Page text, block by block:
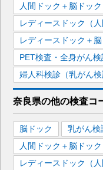
人間ドック＋脳ドック
レディースドック（
レディースドック＋
PET検査・全身がん検
婦人科検診（乳がん検
奈良県の他の検査コ
脳ドック 乳がん検
人間ドック＋脳ドック
レディースドック（